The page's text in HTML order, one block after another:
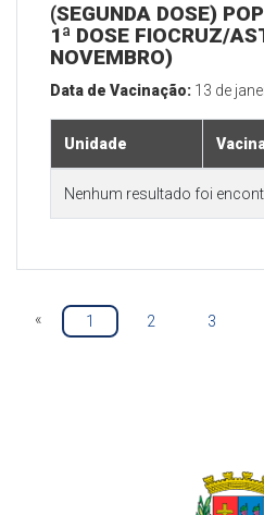
(SEGUNDA DOSE)
1ª DOSE FIOCRUZ/
NOVEMBRO)
Data de Vacinação: 13 de
Unidade
Nenhum resultado foi
« 1 2 3